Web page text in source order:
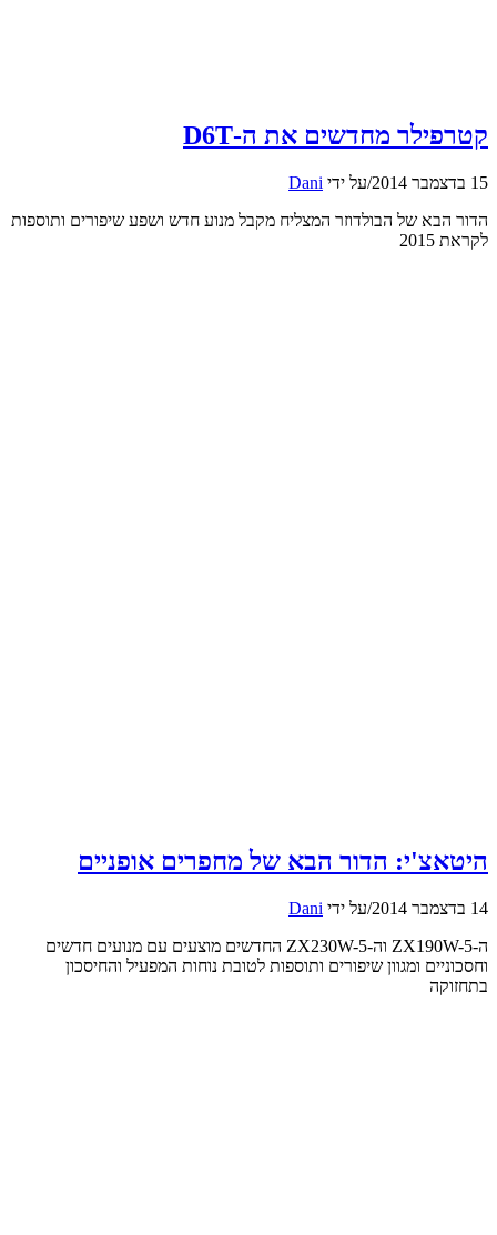
קטרפילר מחדשים את ה-D6T
15 בדצמבר 2014 /על ידי Dani
הדור הבא של הבולדוזר המצליח מקבל מנוע חדש ושפע שיפורים ותוספות
לקראת 2015
היטאצ'י: הדור הבא של מחפרים אופניים
14 בדצמבר 2014 /על ידי Dani
ה-ZX190W-5 וה-ZX230W-5 החדשים מוצעים עם מנועים חדשים
וחסכוניים ומגוון שיפורים ותוספות לטובת נוחות המפעיל והחיסכון
בתחזוקה